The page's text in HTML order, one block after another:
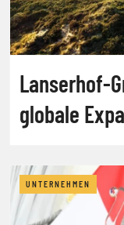
Lanserhof-
globale
UNTERNEHMEN